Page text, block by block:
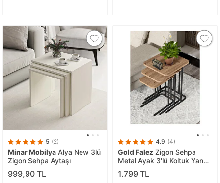
5 (2)
Minar Mobilya Alya New 3lü
Zigon Sehpa Aytaşı
999,90 TL
4.9 (4)
Gold Falez Zigon Sehpa
Metal Ayak 3'lü Koltuk Yan
Sehpa Zino Atlantik Çam
Kahverengi
1.799 TL